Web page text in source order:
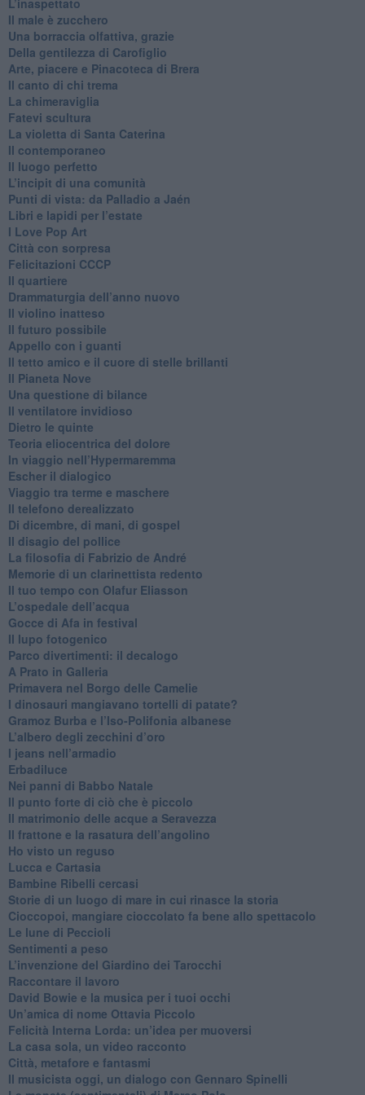
​Il male è zucchero
​Una borraccia olfattiva, grazie
​Della gentilezza di Carofiglio
Arte, piacere e Pinacoteca di Brera
​Il canto di chi trema
La chimeraviglia
​Fatevi scultura
​La violetta di Santa Caterina
​Il contemporaneo
​Il luogo perfetto
​L’incipit di una comunità
Punti di vista: da Palladio a Jaén
​Libri e lapidi per l’estate
​I Love Pop Art
Città con sorpresa
Felicitazioni CCCP
​Il quartiere
​Drammaturgia dell’anno nuovo
​Il violino inatteso
​Il futuro possibile
​Appello con i guanti
​Il tetto amico e il cuore di stelle brillanti
​Il Pianeta Nove
​Una questione di bilance
​Il ventilatore invidioso
​Dietro le quinte
​Teoria eliocentrica del dolore
In viaggio nell’Hypermaremma
​Escher il dialogico
​Viaggio tra terme e maschere
Il telefono derealizzato
​Di dicembre, di mani, di gospel
​Il disagio del pollice
​La filosofia di Fabrizio de André
Memorie di un clarinettista redento
​Il tuo tempo con Olafur Eliasson
​L’ospedale dell’acqua
​Gocce di Afa in festival
​Il lupo fotogenico
​Parco divertimenti: il decalogo
​A Prato in Galleria
​Primavera nel Borgo delle Camelie
I dinosauri mangiavano tortelli di patate?
​Gramoz Burba e l’Iso-Polifonia albanese
L’albero degli zecchini d’oro
​I jeans nell’armadio
Erbadiluce
Nei panni di Babbo Natale
​Il punto forte di ciò che è piccolo
​Il matrimonio delle acque a Seravezza
​Il frattone e la rasatura dell’angolino
​Ho visto un reguso
Lucca e Cartasia
Bambine Ribelli cercasi
Storie di un luogo di mare in cui rinasce la storia
Cioccopoi, mangiare cioccolato fa bene allo spettacolo
​Le lune di Peccioli
​Sentimenti a peso
​L’invenzione del Giardino dei Tarocchi
​Raccontare il lavoro
David Bowie e la musica per i tuoi occhi
Un’amica di nome Ottavia Piccolo
​Felicità Interna Lorda: un’idea per muoversi
​La casa sola, un video racconto
​Città, metafore e fantasmi
Il musicista oggi, un dialogo con Gennaro Spinelli